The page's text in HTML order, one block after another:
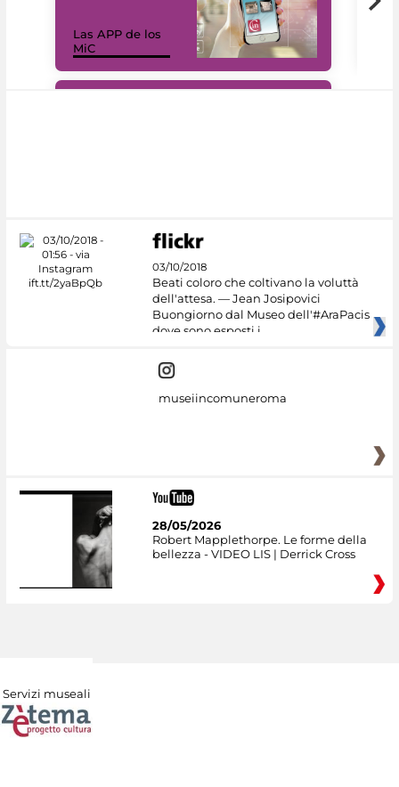
Las APP de los
MiC
03/10/2018
Beati coloro che coltivano la voluttà
dell'attesa. — Jean Josipovici
Buongiorno dal Museo dell'#AraPacis
dove sono esposti i
museiincomuneroma
28/05/2026
Robert Mapplethorpe. Le forme della
bellezza - VIDEO LIS | Derrick Cross
Servizi museali